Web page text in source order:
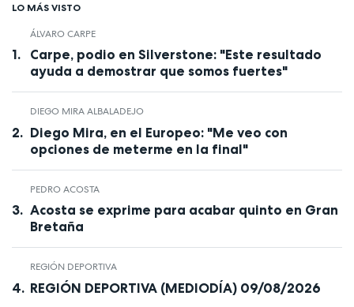
LO MÁS VISTO
ÁLVARO CARPE
Carpe, podio en Silverstone: "Este resultado
ayuda a demostrar que somos fuertes"
DIEGO MIRA ALBALADEJO
Diego Mira, en el Europeo: "Me veo con
opciones de meterme en la final"
PEDRO ACOSTA
Acosta se exprime para acabar quinto en Gran
Bretaña
REGIÓN DEPORTIVA
REGIÓN DEPORTIVA (MEDIODÍA) 09/08/2026